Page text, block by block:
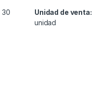
30
Unidad de venta:
unidad